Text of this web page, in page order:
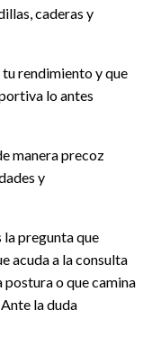
caderas y
rendimiento y que
lo antes
manera precoz
y
la pregunta que
acuda a la consulta
postura o que camina
la duda